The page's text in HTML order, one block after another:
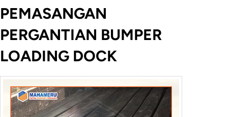
PEMASANGAN
PERGANTIAN BUMPER
LOADING DOCK